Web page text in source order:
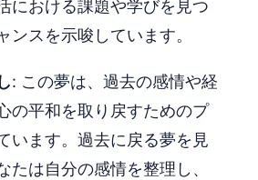
における課題や学びを見つ
ンスを示唆しています。
: この夢は、過去の感情や経
の平和を取り戻すためのプ
います。過去に戻る夢を見
たは自分の感情を整理し、